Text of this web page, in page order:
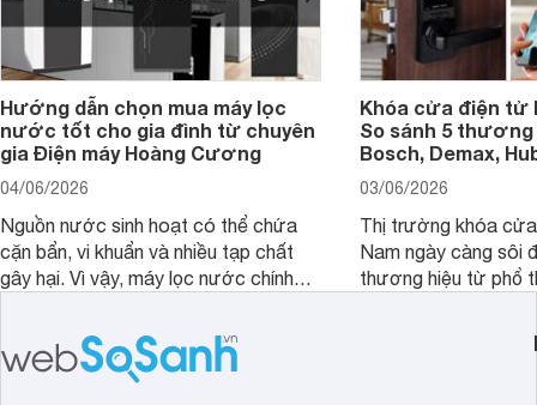
Hướng dẫn chọn mua máy lọc
nước tốt cho gia đình từ chuyên
gia Điện máy Hoàng Cương
04/06/2026
Nguồn nước sinh hoạt có thể chứa
cặn bẩn, vi khuẩn và nhiều tạp chất
gây hại. Vì vậy, máy lọc nước chính
sức khỏe và đảm bảo nguồn nước
sạch cho cả gia đình.
Khóa cửa điện tử
So sánh 5 thương
Bosch, Demax,
03/06/2026
Thị trường khóa
Nam ngày càng sôi
thương hiệu từ phổ
cửa điện tử hãng
sẽ so sánh 5